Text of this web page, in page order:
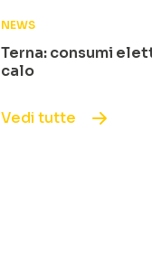
NEWS
Terna: consumi
calo
Vedi tutte